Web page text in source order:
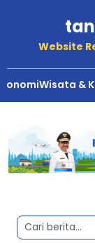
Website
Wisata &